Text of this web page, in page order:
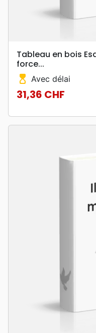
Tableau en bois
force...
hourglass_top Avec délai
Prix
31,36 CHF